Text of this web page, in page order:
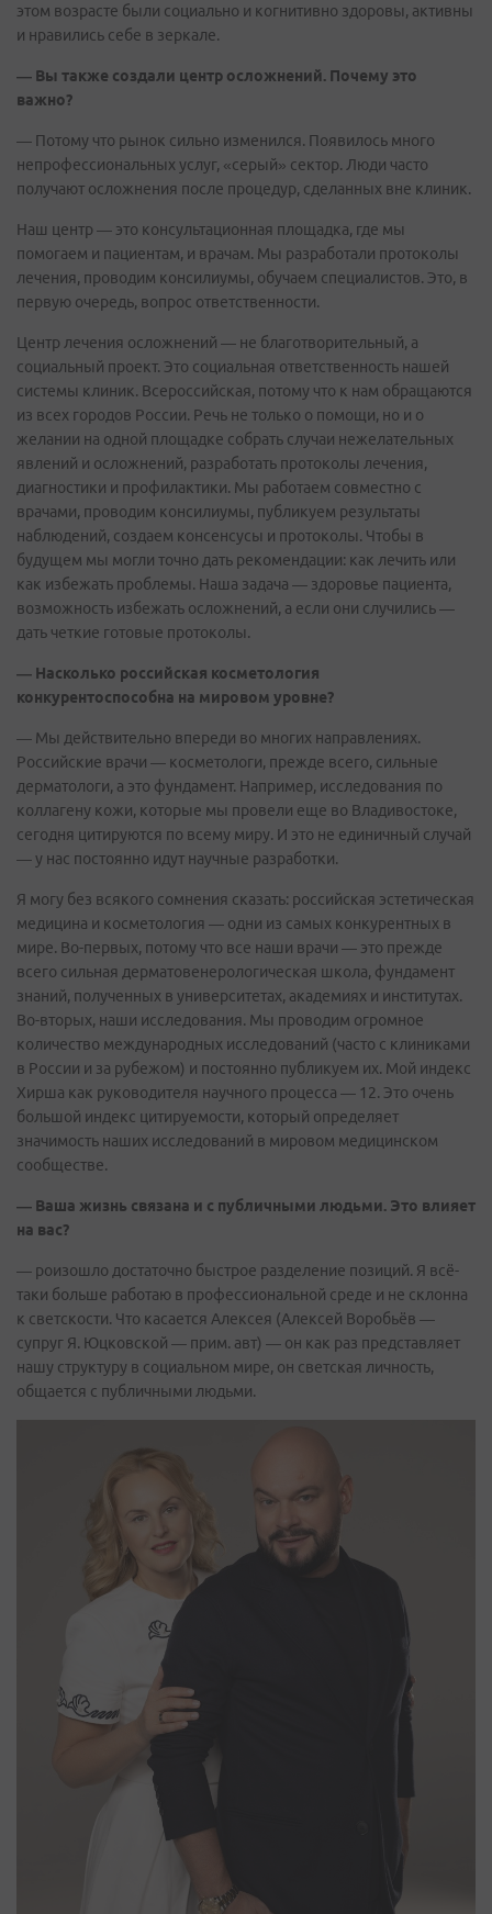
этом возрасте были социально и когнитивно здоровы, активны
и нравились себе в зеркале.
— Вы также создали центр осложнений. Почему это
важно?
— Потому что рынок сильно изменился. Появилось много
непрофессиональных услуг, «серый» сектор. Люди часто
получают осложнения после процедур, сделанных вне клиник.
Наш центр — это консультационная площадка, где мы
помогаем и пациентам, и врачам. Мы разработали протоколы
лечения, проводим консилиумы, обучаем специалистов. Это, в
первую очередь, вопрос ответственности.
Центр лечения осложнений — не благотворительный, а
социальный проект. Это социальная ответственность нашей
системы клиник. Всероссийская, потому что к нам обращаются
из всех городов России. Речь не только о помощи, но и о
желании на одной площадке собрать случаи нежелательных
явлений и осложнений, разработать протоколы лечения,
диагностики и профилактики. Мы работаем совместно с
врачами, проводим консилиумы, публикуем результаты
наблюдений, создаем консенсусы и протоколы. Чтобы в
будущем мы могли точно дать рекомендации: как лечить или
как избежать проблемы. Наша задача — здоровье пациента,
возможность избежать осложнений, а если они случились —
дать четкие готовые протоколы.
— Насколько российская косметология
конкурентоспособна на мировом уровне?
— Мы действительно впереди во многих направлениях.
Российские врачи — косметологи, прежде всего, сильные
дерматологи, а это фундамент. Например, исследования по
коллагену кожи, которые мы провели еще во Владивостоке,
сегодня цитируются по всему миру. И это не единичный случай
— у нас постоянно идут научные разработки.
Я могу без всякого сомнения сказать: российская эстетическая
медицина и косметология — одни из самых конкурентных в
мире. Во-первых, потому что все наши врачи — это прежде
всего сильная дерматовенерологическая школа, фундамент
знаний, полученных в университетах, академиях и институтах.
Во-вторых, наши исследования. Мы проводим огромное
количество международных исследований (часто с клиниками
в России и за рубежом) и постоянно публикуем их. Мой индекс
Хирша как руководителя научного процесса — 12. Это очень
большой индекс цитируемости, который определяет
значимость наших исследований в мировом медицинском
сообществе.
— Ваша жизнь связана и с публичными людьми. Это влияет
на вас?
— роизошло достаточно быстрое разделение позиций. Я всё-
таки больше работаю в профессиональной среде и не склонна
к светскости. Что касается Алексея (Алексей Воробьёв —
супруг Я. Юцковской — прим. авт) — он как раз представляет
нашу структуру в социальном мире, он светская личность,
общается с публичными людьми.